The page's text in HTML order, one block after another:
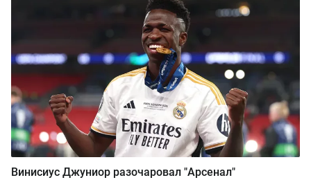
Винисиус Джуниор разочаровал "Арсенал"